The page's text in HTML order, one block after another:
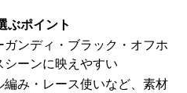
ぶポイント
ンディ・ブラック・オフホ
ーンに映えやすい
編み・レース使いなど、素材